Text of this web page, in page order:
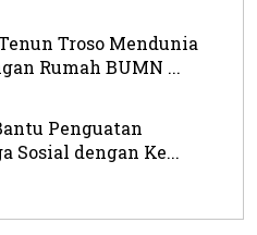
Troso Mendunia
Rumah BUMN ...
Penguatan
Sosial dengan Ke...